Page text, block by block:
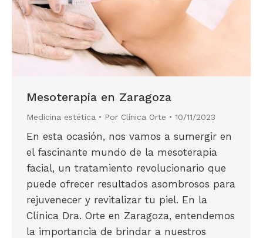
Mesoterapia en Zaragoza
Medicina estética Por Clínica Orte 10/11/2023
En esta ocasión, nos vamos a sumergir en
el fascinante mundo de la mesoterapia
facial, un tratamiento revolucionario que
puede ofrecer resultados asombrosos para
rejuvenecer y revitalizar tu piel. En la
Clínica Dra. Orte en Zaragoza, entendemos
la importancia de brindar a nuestros